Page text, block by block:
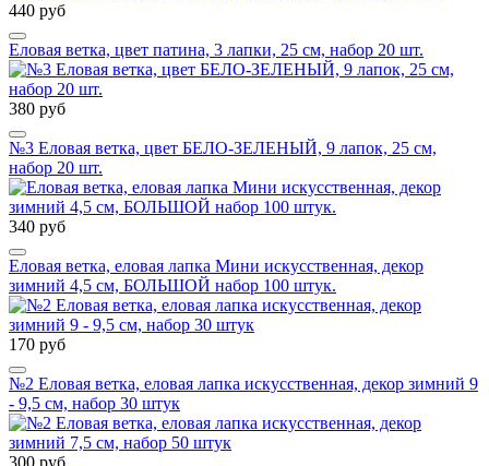
440 руб
Еловая ветка, цвет патина, 3 лапки, 25 см, набор 20 шт.
380 руб
№3 Еловая ветка, цвет БЕЛО-ЗЕЛЕНЫЙ, 9 лапок, 25 см,
набор 20 шт.
340 руб
Еловая ветка, еловая лапка Мини искусственная, декор
зимний 4,5 см, БОЛЬШОЙ набор 100 штук.
170 руб
№2 Еловая ветка, еловая лапка искусственная, декор зимний 9
- 9,5 см, набор 30 штук
300 руб